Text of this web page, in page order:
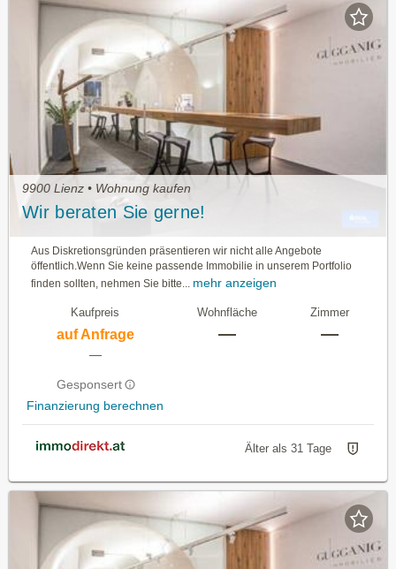
9900 Lienz • Wohnung kaufen
Wir beraten Sie gerne!
Aus Diskretionsgründen präsentieren wir nicht alle Angebote
öffentlich.Wenn Sie keine passende Immobilie in unserem Portfolio
finden sollten, nehmen Sie bitte... mehr anzeigen
Kaufpreis
auf Anfrage
—
Gesponsert
Finanzierung berechnen
Wohnfläche
—
Zimmer
—
Älter als 31 Tage